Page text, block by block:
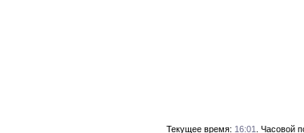
Текущее время: 16:01 . Часовой